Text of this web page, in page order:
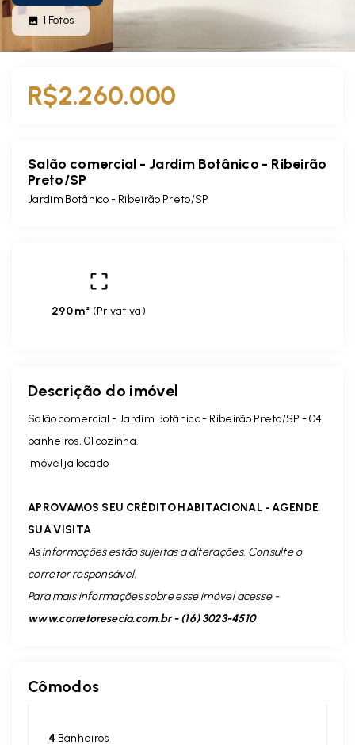
1 Fotos
R$2.260.000
Salão comercial - Jardim Botânico - Ribeirão
Preto/SP
Jardim Botânico - Ribeirão Preto/SP
290 m² (Privativa)
Descrição do imóvel
Salão comercial - Jardim Botânico - Ribeirão Preto/SP - 04
banheiros, 01 cozinha.
Imóvel já locado
APROVAMOS SEU CRÉDITO HABITACIONAL - AGENDE
SUA VISITA
As informações estão sujeitas a alterações. Consulte o
corretor responsável.
Para mais informações sobre esse imóvel acesse -
www.corretoresecia.com.br - (16) 3023-4510
Cômodos
4 Banheiros